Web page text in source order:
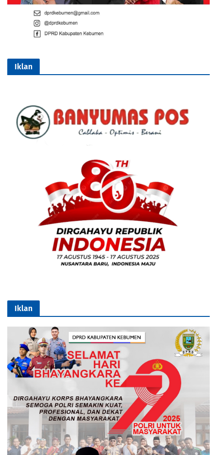
Iklan
Iklan